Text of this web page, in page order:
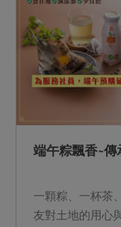
是這次中秋預購
際行動支持生產
地到餐桌最堅實
9/22(一)~10/4(
服務一日 &nbsp;
端午粽飄香~
一顆粽、一杯茶
友對土地的用心